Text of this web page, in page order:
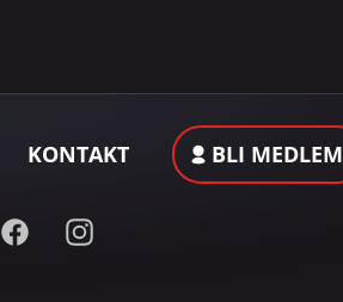
KONTAKT BLI MEDLEM
FacebookInstagram